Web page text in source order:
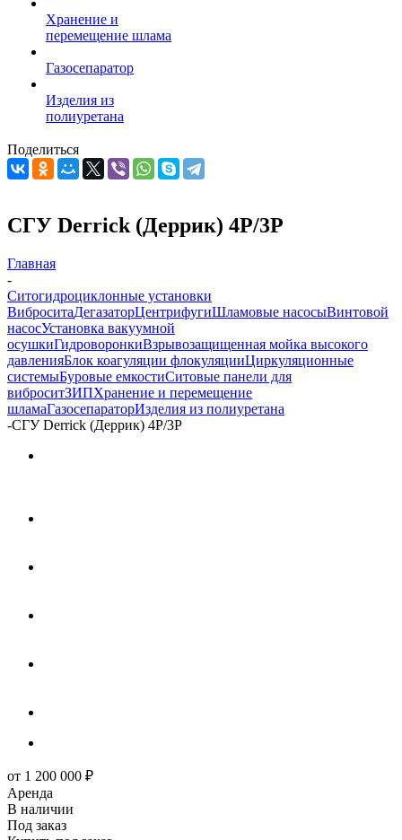
Хранение и
перемещение шлама
Газосепаратор
Изделия из
полиуретана
Поделиться
СГУ Derrick (Деррик) 4Р/3Р
Главная
-
Ситогидроциклонные установки
ВиброситаДегазаторЦентрифугиШламовые насосыВинтовой
насосУстановка вакуумной
осушкиГидроворонкиВзрывозащищенная мойка высокого
давленияБлок коагуляции флокуляцииЦиркуляционные
системыБуровые емкостиСитовые панели для
виброситЗИПХранение и перемещение
шламаГазосепараторИзделия из полиуретана
-СГУ Derrick (Деррик) 4Р/3Р
от 1 200 000 ₽
Аренда
В наличии
Под заказ